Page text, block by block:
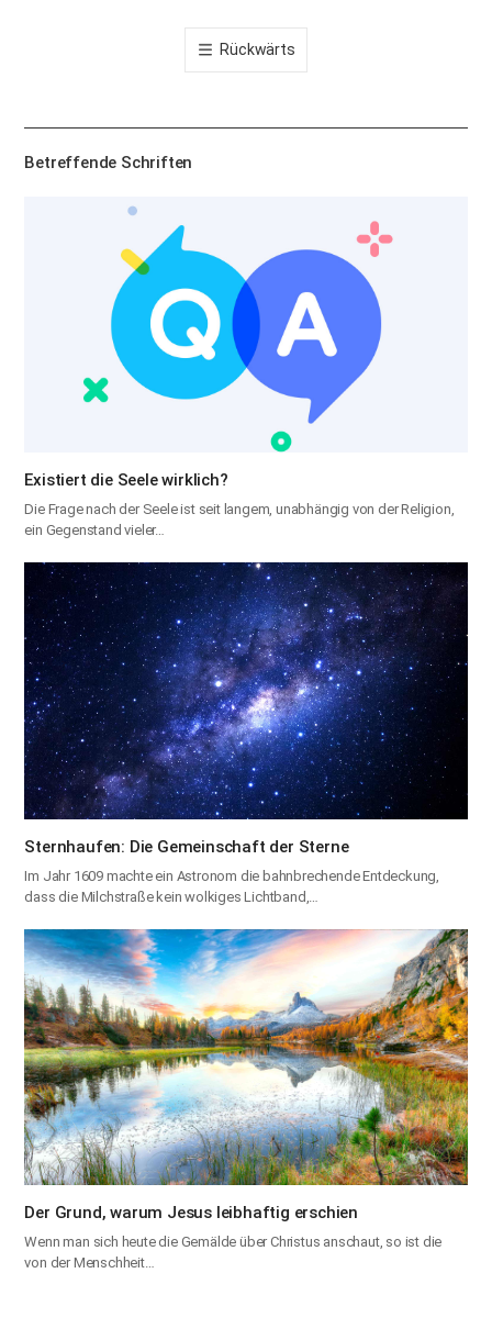
톡
공
기
Rückwärts
Betreffende Schriften
Existiert die Seele wirklich?
Die Frage nach der Seele ist seit langem, unabhängig von der Religion,
ein Gegenstand vieler…
Sternhaufen: Die Gemeinschaft der Sterne
Im Jahr 1609 machte ein Astronom die bahnbrechende Entdeckung,
dass die Milchstraße kein wolkiges Lichtband,…
Der Grund, warum Jesus leibhaftig erschien
Wenn man sich heute die Gemälde über Christus anschaut, so ist die
von der Menschheit…